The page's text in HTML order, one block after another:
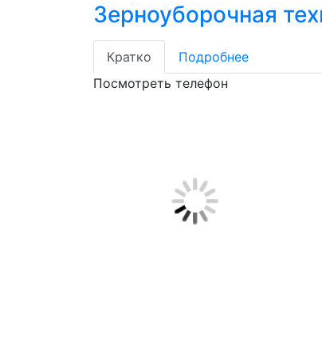
Зерноуборочная
Кратко
Подробнее
Посмотреть телефон